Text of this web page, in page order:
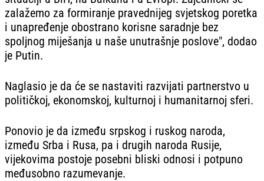
zalažemo za formiranje pravednijeg svjetskog poretka
i unapređenje obostrano korisne saradnje bez
spoljnog miješanja u naše unutrašnje poslove", dodao
je Putin.
Naglasio je da će se nastaviti razvijati partnerstvo u
političkoj, ekonomskoj, kulturnoj i humanitarnoj sferi.
Ponovio je da između srpskog i ruskog naroda,
između Srba i Rusa, pa i drugih naroda Rusije,
vijekovima postoje posebni bliski odnosi i potpuno
međusobno razumevanje.